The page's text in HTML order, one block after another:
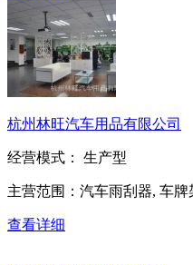
杭州林旺汽车用品有限公司
经营模式： 生产型
主营范围： 汽车雨刮器, 车牌
查看详细